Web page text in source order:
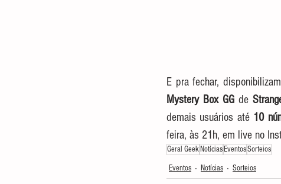
E pra fechar,
Mystery Box GG de
demais usuários até 10
feira, às 21h, em live no
Geral Geek Notícias EventosSorteios
Eventos
Notícias Sorteios